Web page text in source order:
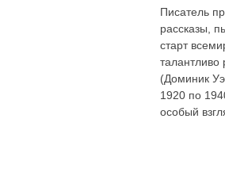
Писатель
рассказы,
старт
талантливо
(Доминик
1920 по
особый